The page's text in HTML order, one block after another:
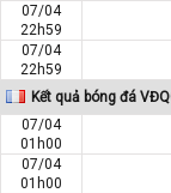
07/04
22h59
07/04
22h59
Kết quả bóng đá
07/04
01h00
07/04
01h00